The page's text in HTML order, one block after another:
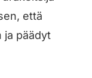
että
ja päädyt